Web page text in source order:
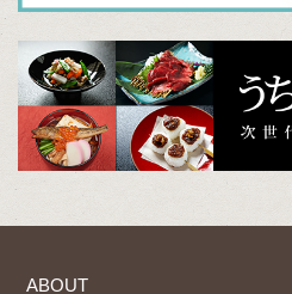
ABOUT